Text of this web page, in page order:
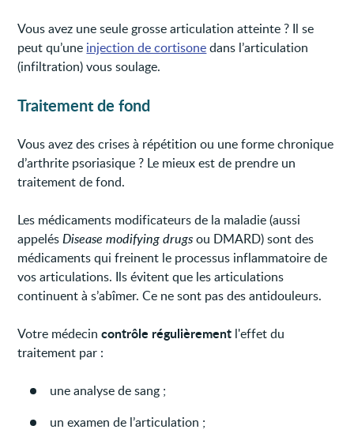
Vous avez une seule grosse articulation atteinte ? Il se
peut qu’une injection de cortisonedans l’articulation
(infiltration) vous soulage.
Traitement de fond
Vous avez des crises à répétition ou une forme chronique
d’arthrite psoriasique ? Le mieux est de prendre un
traitement de fond.
Les médicaments modificateurs de la maladie (aussi
appelésDisease modifying drugsou DMARD) sont des
médicaments qui freinent le processus inflammatoire de
vos articulations. Ils évitent que les articulations
continuent à s’abîmer. Ce ne sont pas des antidouleurs.
Votre médecincontrôle régulièrement l'effet du
traitement par :
une analyse de sang ;
un examen de l’articulation ;